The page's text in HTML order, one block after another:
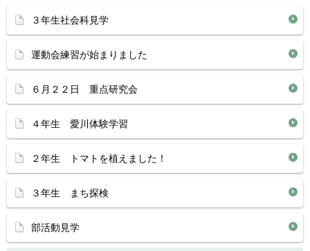
３年生社会科見学
運動会練習が始まりました
６月２２日 重点研究会
４年生 愛川体験学習
２年生 トマトを植えました！
３年生 まち探検
部活動見学